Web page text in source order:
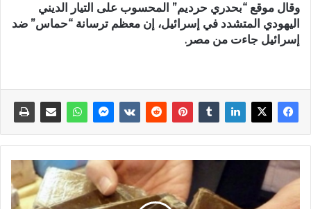
وقال موقع “بحدري حرديم” المحسوب على التيار الديني
اليهودي المتشدد في إسرائيل، إن معظم ترسانة “حماس” ضد
إسرائيل جاءت من مصر.